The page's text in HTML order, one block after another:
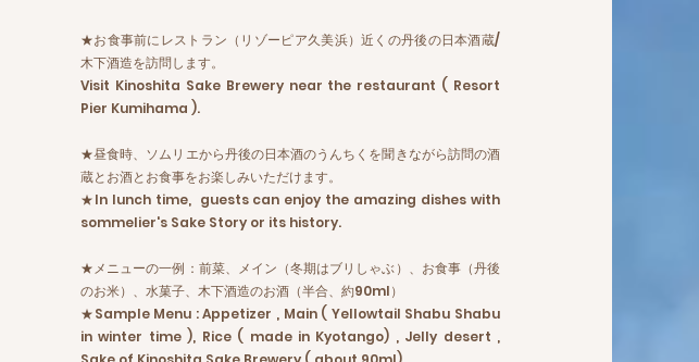
★お食事前にレストラン（リゾーピア久美浜）近くの丹後の日本酒蔵/
木下酒造を訪問します。
Visit Kinoshita Sake Brewery near the restaurant ( Resort
Pier Kumihama ).
★昼食時、ソムリエから丹後の日本酒のうんちくを聞きながら訪問の酒
蔵とお酒とお食事をお楽しみいただけます。
★In lunch time, guests can enjoy the amazing dishes with
sommelier's Sake Story or its history.
★メニューの一例：前菜、メイン（冬期はブリしゃぶ）、お食事（丹後
のお米）、水菓子、木下酒造のお酒（半合、約90ml）
★Sample Menu : Appetizer , Main ( Yellowtail Shabu Shabu
in winter time ), Rice ( made in Kyotango) , Jelly desert ,